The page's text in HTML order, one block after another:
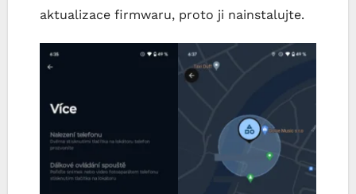
aktualizace firmwaru, proto ji nainstalujte.